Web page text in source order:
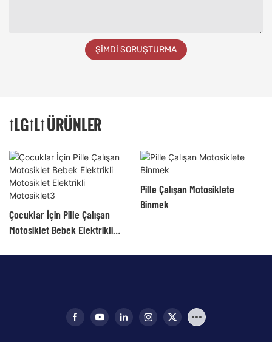
ŞIMDI SORUŞTURMA
İLGILI ÜRÜNLER
Çocuklar İçin Pille Çalışan
Motosiklet Bebek Elektrikli
Pille Çalışan Motosiklete
Binmek